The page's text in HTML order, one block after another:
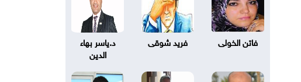
فاتن الخولى فريد شوقى
د.ياسر بهاء
الدين